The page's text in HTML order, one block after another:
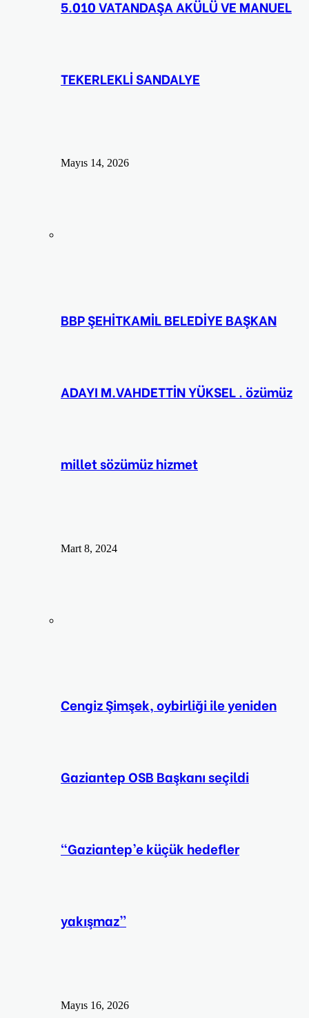
5.010 VATANDAŞA AKÜLÜ VE MANUEL
TEKERLEKLİ SANDALYE
Mayıs 14, 2026
BBP ŞEHİTKAMİL BELEDİYE BAŞKAN
ADAYI M.VAHDETTİN YÜKSEL . özümüz
millet sözümüz hizmet
Mart 8, 2024
Cengiz Şimşek, oybirliği ile yeniden
Gaziantep OSB Başkanı seçildi
“Gaziantep’e küçük hedefler
yakışmaz”
Mayıs 16, 2026